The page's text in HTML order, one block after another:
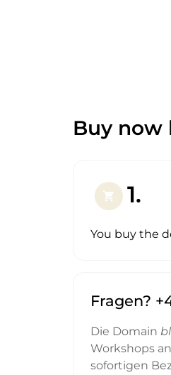
Buy now
shopping_cart 1.
You buy the
Fragen?
Die Domain
Workshops
sofortigen